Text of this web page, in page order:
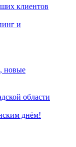
клиентов
и
новые
области
днём!